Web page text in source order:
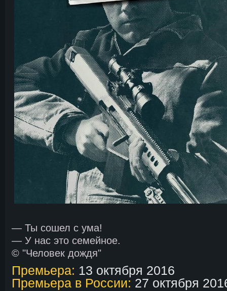
— Ты сошел с ума!
— У нас это семейное.
© "Человек дождя"
Премьера: 13 октября 2016
Премьера в России: 27 октября